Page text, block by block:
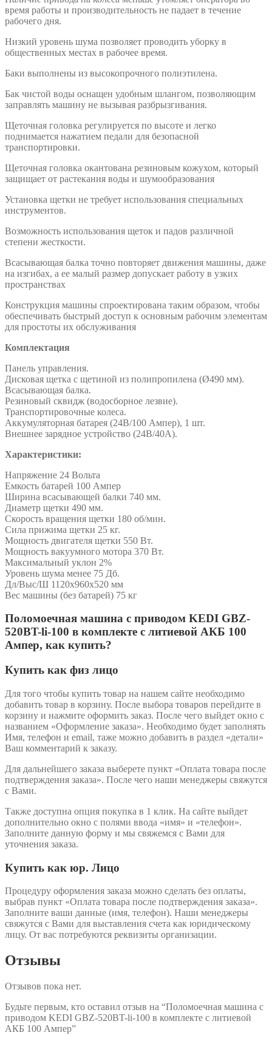
время работы и производительность не падает в течение
рабочего дня.
Низкий уровень шума позволяет проводить уборку в
общественных местах в рабочее время.
Баки выполнены из высокопрочного полиэтилена.
Бак чистой воды оснащен удобным шлангом, позволяющим
заправлять машину не вызывая разбрызгивания.
Щеточная головка регулируется по высоте и легко
поднимается нажатием педали для безопасной
транспортировки.
Щеточная головка окантована резиновым кожухом, который
защищает от растекания воды и шумообразования
Установка щетки не требует использования специальных
инструментов.
Возможность использования щеток и падов различной
степени жесткости.
Всасывающая балка точно повторяет движения машины, даже
на изгибах, а ее малый размер допускает работу в узких
пространствах
Конструкция машины спроектирована таким образом, чтобы
обеспечивать быстрый доступ к основным рабочим элементам
для простоты их обслуживания
Комплектация
Панель управления.
Дисковая щетка с щетиной из полипропилена (Ø490 мм).
Всасывающая балка.
Резиновый сквидж (водосборное лезвие).
Транспортировочные колеса.
Аккумуляторная батарея (24В/100 Ампер), 1 шт.
Внешнее зарядное устройство (24В/40А).
Характеристики:
Напряжение 24 Вольта
Емкость батарей 100 Ампер
Ширина всасывающей балки 740 мм.
Диаметр щетки 490 мм.
Скорость вращения щетки 180 об/мин.
Сила прижима щетки 25 кг.
Мощность двигателя щетки 550 Вт.
Мощность вакуумного мотора 370 Вт.
Максимальный уклон 2%
Уровень шума менее 75 Дб.
Дл/Выс/Ш 1120х960х520 мм
Вес машины (без батарей) 75 кг
Поломоечная машина с приводом KEDI GBZ-
520BT-li-100 в комплекте с литиевой АКБ 100
Ампер, как купить?
Купить как физ лицо
Для того чтобы купить товар на нашем сайте необходимо
добавить товар в корзину. После выбора товаров перейдите в
корзину и нажмите оформить заказ. После чего выйдет окно с
названием «Оформление заказа». Необходимо будет заполнять
Имя, телефон и email, таже можно добавить в раздел «детали»
Ваш комментарий к заказу.
Для дальнейшего заказа выберете пункт «Оплата товара после
подтверждения заказа». После чего наши менеджеры свяжутся
с Вами.
Также доступна опция покупка в 1 клик. На сайте выйдет
дополнительно окно с полями ввода «имя» и «телефон».
Заполните данную форму и мы свяжемся с Вами для
уточнения заказа.
Купить как юр. Лицо
Процедуру оформления заказа можно сделать без оплаты,
выбрав пункт «Оплата товара после подтверждения заказа».
Заполните ваши данные (имя, телефон). Наши менеджеры
свяжутся с Вами для выставления счета как юридическому
лицу. От вас потребуются реквизиты организации.
Отзывы
Отзывов пока нет.
Будьте первым, кто оставил отзыв на “Поломоечная машина с
приводом KEDI GBZ-520BT-li-100 в комплекте с литиевой
АКБ 100 Ампер”